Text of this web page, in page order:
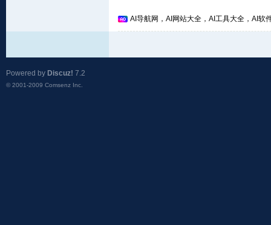
AI导航网，AI网站大全，AI工具大全，AI软
Powered by Discuz! 7.2
© 2001-2009 Comsenz Inc.